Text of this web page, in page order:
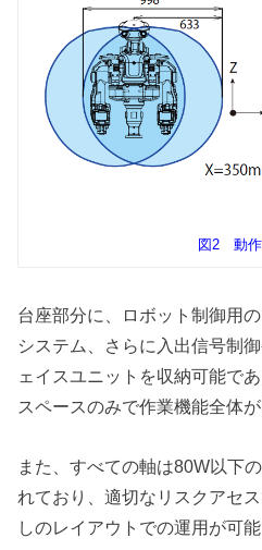
図2 動作
台座部分に、ロボット制御用
システム、さらに入出信号制
ェイスユニットを収納可能で
スペースのみで作業機能全体が
また、すべての軸は80W以下
れており、適切なリスクアセ
しのレイアウトでの運用が可能